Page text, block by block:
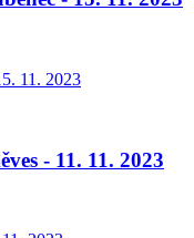
11. 2023
- 11. 11. 2023